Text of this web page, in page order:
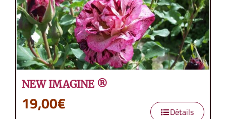
NEW IMAGINE ®
19,00€ Détails